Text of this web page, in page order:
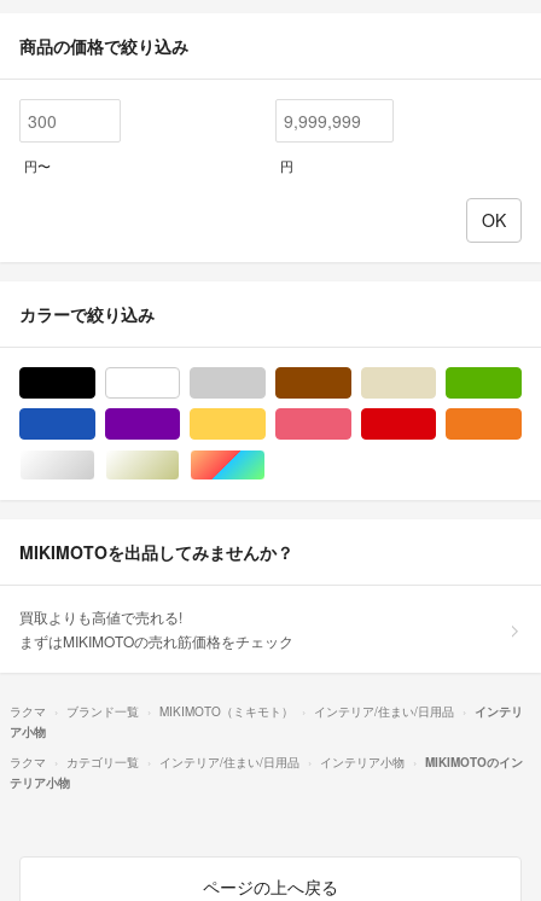
商品の価格で絞り込み
円〜 円
カラーで絞り込み
シルバー/銀色系ゴールド/金色系マルチカラー
MIKIMOTOを出品してみませんか？
買取よりも高値で売れる!
まずはMIKIMOTOの売れ筋価格をチェック
ラクマ ブランド一覧 MIKIMOTO（ミキモト） インテリア/住まい/日用品
インテリ
ア小物
ラクマ
カテゴリ一覧 インテリア/住まい/日用品 インテリア小物
MIKIMOTOのイン
テリア小物
ページの上へ戻る